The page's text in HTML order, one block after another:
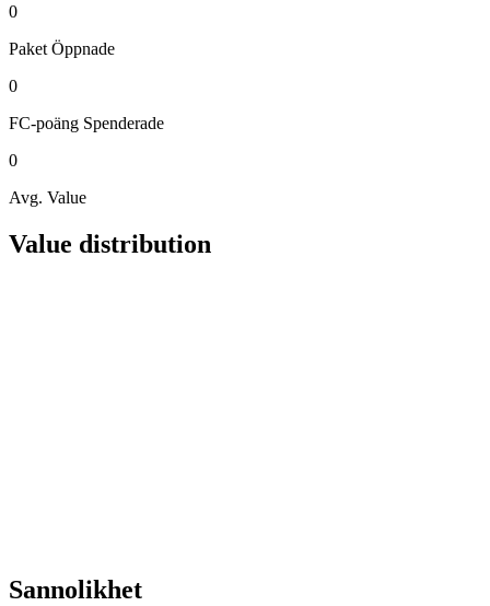
0
Paket Öppnade
0
FC-poäng Spenderade
0
Avg. Value
Value distribution
Sannolikhet